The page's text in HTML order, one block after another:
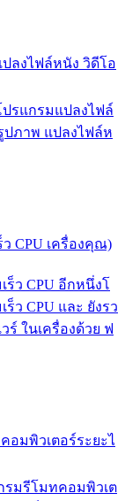
แปลงไฟล์หนัง วิดีโอ
ปรแกรมแปลงไฟล์
ปภาพ แปลงไฟล์ห
ว CPU เครื่องคุณ)
ร็ว CPU อีกหนึ่งโ
ว CPU และ ยังรว
ในเครื่องด้วย ฟ
อมพิวเตอร์ระยะไ
รมรีโมทคอมพิวเต